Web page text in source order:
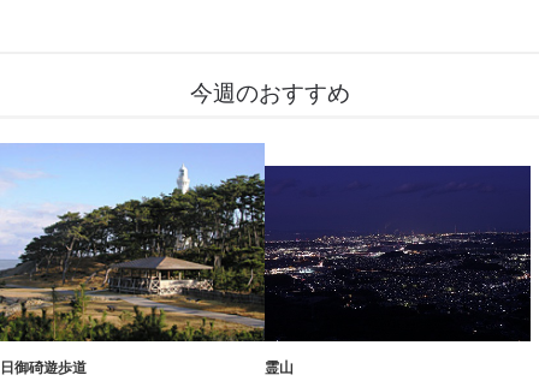
今週のおすすめ
日御碕遊歩道 霊山